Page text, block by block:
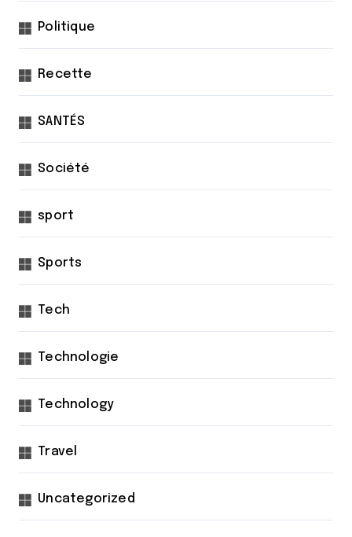
Politique
Recette
SANTÉS
Société
sport
Sports
Tech
Technologie
Technology
Travel
Uncategorized